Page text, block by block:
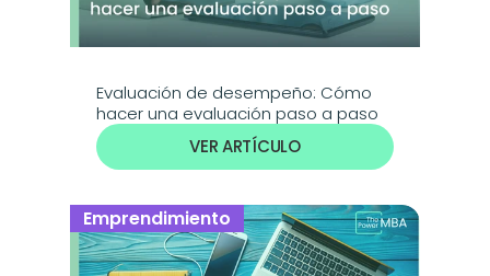
Evaluación de desempeño: Cómo
hacer una evaluación paso a paso
VER ARTÍCULO
Emprendimiento